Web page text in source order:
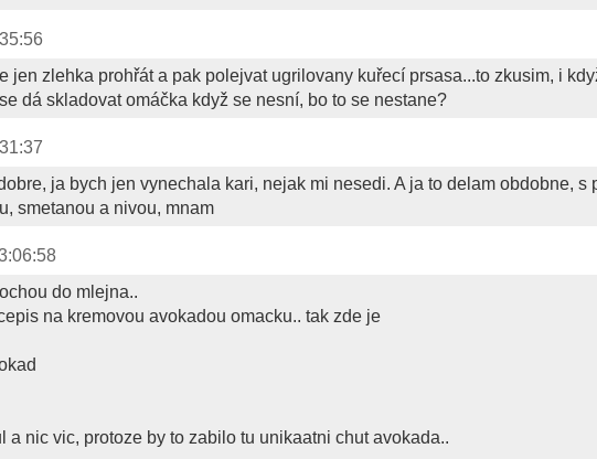
jen zlehka prohřát a pak polejvat ugrilovany kuřecí prsasa...to zkusim, i
dá skladovat omáčka když se nesní, bo to se nestane?
ja bych jen vynechala kari, nejak mi nesedi. A ja to delam obdobne, s
smetanou a nivou, mnam
do mlejna..
na kremovou avokadou omacku.. tak zde je
a nic vic, protoze by to zabilo tu unikaatni chut avokada..